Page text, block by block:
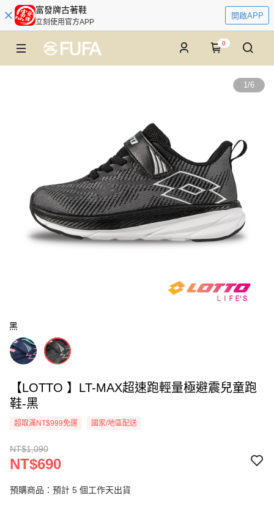
富發牌古著鞋
立刻使用官方APP
開啟APP
0
1/6
黑
【LOTTO 】LT-MAX超速跑輕量極避震兒童跑
鞋-黑
超取滿NT$999免運 國家/地區配送
NT$1,090
NT$690
預購商品：預計 5 個工作天出貨